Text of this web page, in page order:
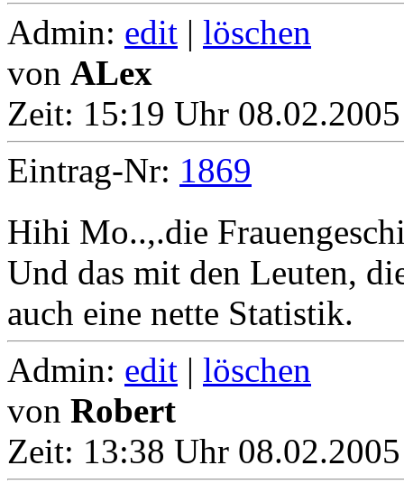
Admin: edit | löschen
von ALex
Zeit: 15:19 Uhr
Eintrag-Nr: 1869
Hihi Mo..,.die
Und das mit den Leuten,
auch eine nette Statistik.
Admin: edit | löschen
von Robert
Zeit: 13:38 Uhr